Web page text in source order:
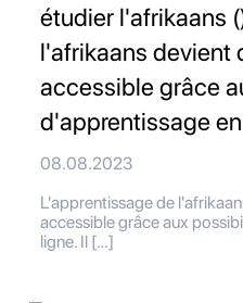
étudier l'afrikaans
l'afrikaans devient
accessible grâce
d'apprentissage
08.08.2023
L'apprentissage de
accessible grâce aux
ligne. Il […]